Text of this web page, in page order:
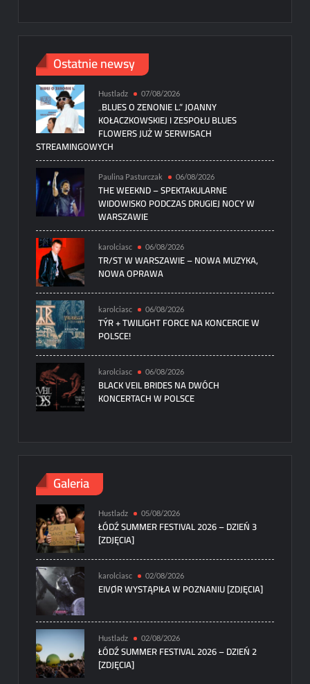
Ostatnie newsy
Hustladz 07/08/2026
„BLUES O ZENONIE L.” JOANNY
KOŁACZKOWSKIEJ I ZESPOŁU BLUES
FLOWERS JUŻ W SERWISACH
STREAMINGOWYCH
Paulina Pasturczak 06/08/2026
THE WEEKND – SPEKTAKULARNE
WIDOWISKO PODCZAS DRUGIEJ NOCY W
WARSZAWIE
karolciasc 06/08/2026
TR/ST W WARSZAWIE – NOWA MUZYKA,
NOWA OPRAWA
karolciasc 06/08/2026
TÝR + TWILIGHT FORCE NA KONCERCIE W
POLSCE!
karolciasc 06/08/2026
BLACK VEIL BRIDES NA DWÓCH
KONCERTACH W POLSCE
Galeria
Hustladz 05/08/2026
ŁÓDŹ SUMMER FESTIVAL 2026 – DZIEŃ 3
[ZDJĘCIA]
karolciasc 02/08/2026
EIVØR WYSTĄPIŁA W POZNANIU [ZDJĘCIA]
Hustladz 02/08/2026
ŁÓDŹ SUMMER FESTIVAL 2026 – DZIEŃ 2
[ZDJĘCIA]